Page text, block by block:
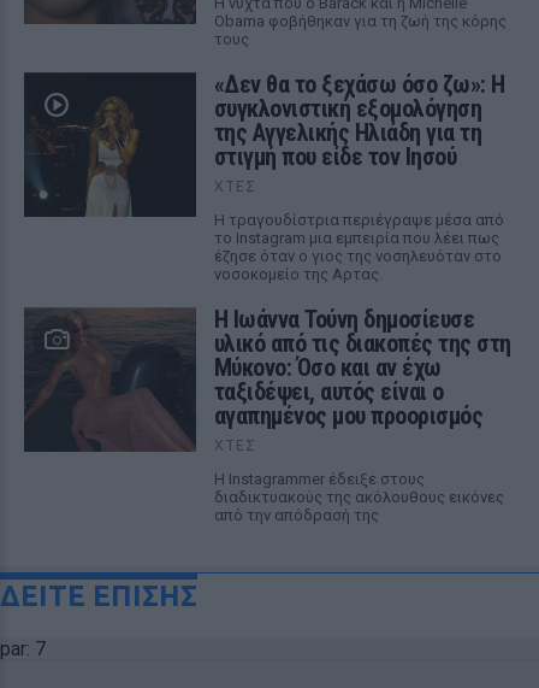
Obama φοβήθηκαν για τη ζωή της κόρης
τους
«Δεν θα το ξεχάσω όσο ζω»: Η
συγκλονιστική εξομολόγηση
της Αγγελικής Ηλιάδη για τη
στιγμή που είδε τον Ιησού
ΧΤΕΣ
Η τραγουδίστρια περιέγραψε μέσα από
το Instagram μια εμπειρία που λέει πως
έζησε όταν ο γιος της νοσηλευόταν στο
νοσοκομείο της Αρτας.
Η Ιωάννα Τούνη δημοσίευσε
υλικό από τις διακοπές της στη
Μύκονο: Όσο και αν έχω
ταξιδέψει, αυτός είναι ο
αγαπημένος μου προορισμός
ΧΤΕΣ
Η Instagrammer έδειξε στους
διαδικτυακούς της ακόλουθους εικόνες
από την απόδρασή της
ΔΕΙΤΕ ΕΠΙΣΗΣ
par: 7